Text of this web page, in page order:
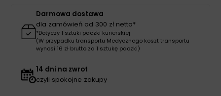
314szt
Darmowa dostawa
dla zamówień od 300 zł netto*
*Dotyczy 1 sztuki paczki kurierskiej
(W przypadku transportu Medycznego koszt transportu
wynosi 16 zł brutto za 1 sztukę paczki)
14 dni na zwrot
czyli spokojne zakupy